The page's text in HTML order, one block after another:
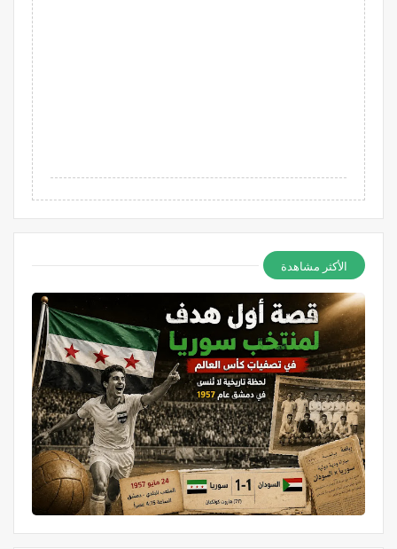
الأكثر مشاهدة